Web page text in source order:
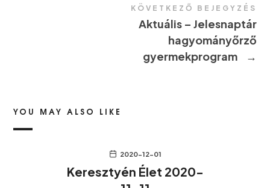
KÖVETKEZŐ BEJEGYZÉS
Aktuális – Jelesnaptár
hagyományőrző
gyermekprogram
→
YOU MAY ALSO LIKE
2020-12-01
Keresztyén Élet 2020-